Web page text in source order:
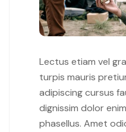
Lectus etiam vel
turpis mauris
adipiscing cursus
dignissim dolor
phasellus. Amet